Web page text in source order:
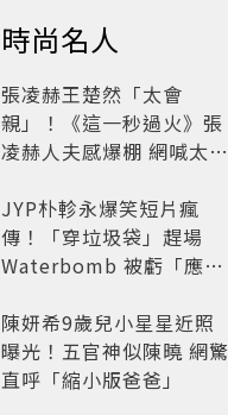
時尚名人
張凌赫王楚然「太會
親」！《這一秒過火》張
凌赫人夫感爆棚 網喊太有
JYP朴軫永爆笑短片瘋
傳！「穿垃圾袋」趕場
Waterbomb 被虧「應該
陳妍希9歲兒小星星近照
曝光！五官神似陳曉 網驚
直呼「縮小版爸爸」